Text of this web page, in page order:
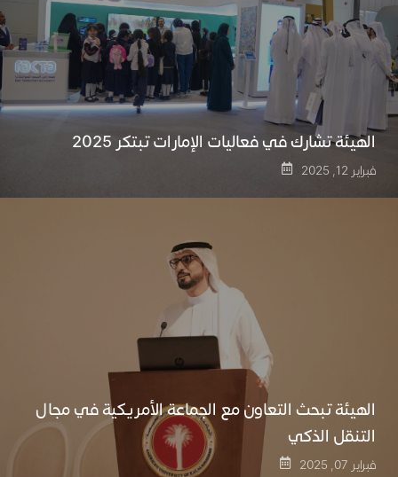
الهيئة تشارك في فعاليات الإمارات تبتكر 2025
فبراير 12, 2025
الهيئة تبحث التعاون مع الجماعة الأمريكية في مجال
التنقل الذكي
فبراير 07, 2025